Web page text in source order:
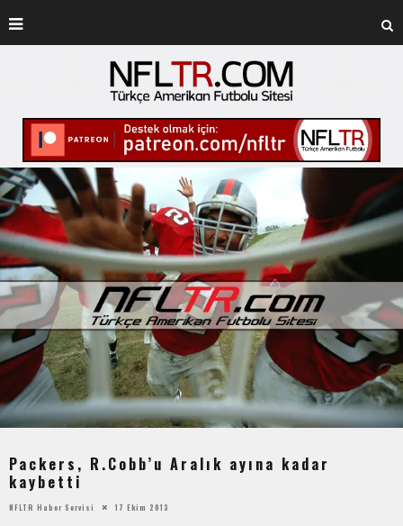
Packers, R.Cobb’u Aralık ayına kadar
kaybetti
NFLTR Haber Servisi 17 Ekim 2013